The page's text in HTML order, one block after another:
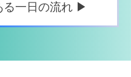
る一日の流れ ▶